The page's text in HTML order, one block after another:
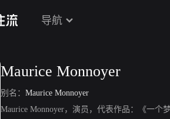
导航
Maurice Monnoyer
别名： Maurice Monnoyer
Maurice Monnoyer，演员，代表作品：《一个